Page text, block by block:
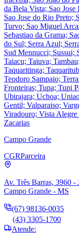
da Bela Vista; Sao Jose
Sao Jose do Rio Preto;
Turvo; Sao Miguel
Sebastiao da Grama;
do Sul; Serra Azul;
Sud Mennucci; Sussui;
Taiacu; Taiuva;
Taquaritinga;
Teodoro Sampaio;
Fronteiras; Tupa; Tupi
Ubirajara; Uchoa;
Gentil; Valparaiso;
Viradouro; Vista
Zacarias
Campo Grande
CGRParceira
Av. Três Barras, 3960 -
Campo Grande - MS
(67) 98136-0035
(43) 3305-1700
Atende: